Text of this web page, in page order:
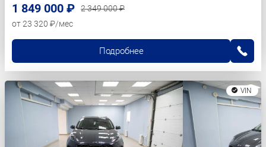
1 849 000 ₽
2 349 000 ₽
от 23 320 ₽/мес
Подробнее
VIN